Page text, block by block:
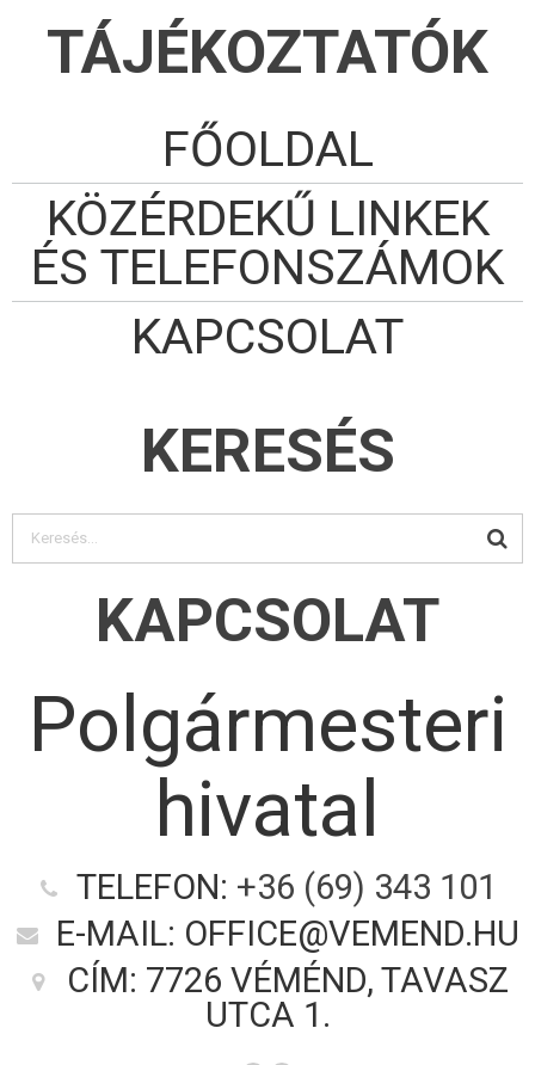
TÁJÉKOZTATÓK
FŐOLDAL
KÖZÉRDEKŰ LINKEK
ÉS TELEFONSZÁMOK
KAPCSOLAT
KERESÉS
KAPCSOLAT
Polgármesteri
hivatal
TELEFON: +36 (69) 343 101
E-MAIL: OFFICE@VEMEND.HU
CÍM: 7726 VÉMÉND, TAVASZ
UTCA 1.